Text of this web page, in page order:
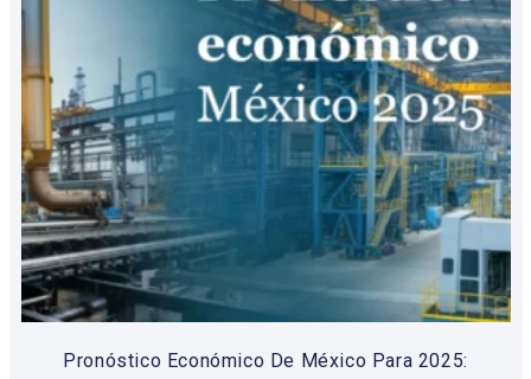
Pronóstico Económico De México Para 2025: